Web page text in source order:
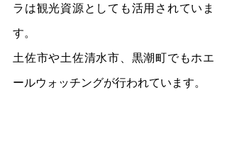
ラは観光資源としても活用されていま
す。
土佐市や土佐清水市、黒潮町でもホエ
ールウォッチングが行われています。